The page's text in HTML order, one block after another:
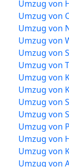
Umzug von
Umzug von
Umzug von
Umzug von
Umzug von
Umzug von
Umzug von
Umzug von
Umzug von
Umzug von
Umzug von
Umzug von
Umzug von
Umzug von